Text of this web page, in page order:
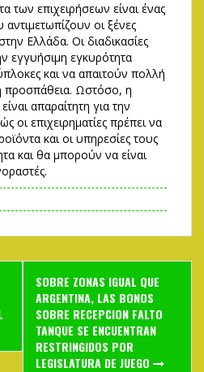
των επιχειρήσεων είναι ένας
οι ξένες
Ελλάδα. Οι διαδικασίες
εγγυήσιμη εγκυρότητα
και να απαιτούν πολλή
προσπάθεια. Ωστόσο, η
απαραίτητη για την
οι επιχειρηματίες πρέπει να
και οι υπηρεσίες τους
και θα μπορούν να είναι
SOBRE ZONAS IGUAL QUE
ARGENTINA, LAS BONOS
SOBRE RECEPCION FALTO
TANQUE SE ENCUENTRAN
RESTRINGIDOS POR
LEGISLATURA DE JUEGO